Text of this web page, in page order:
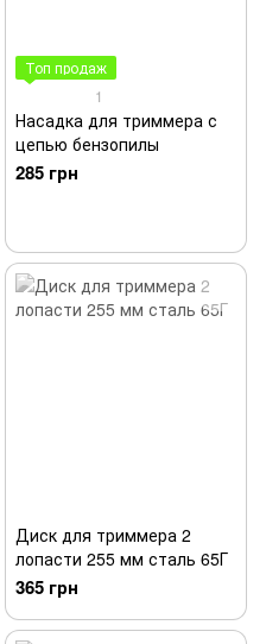
Топ продаж
1
Насадка для триммера с
цепью бензопилы
285 грн
Диск для триммера 2
лопасти 255 мм сталь 65Г
365 грн